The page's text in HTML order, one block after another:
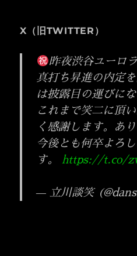
X（旧TWITTER）
昨夜渋谷ユーロ
真打ち昇進の内定
は披露目の運びに
これまで笑二に頂
く感謝します。あ
今後とも何卒よろ
す。 https://t.co/
— 立川談笑